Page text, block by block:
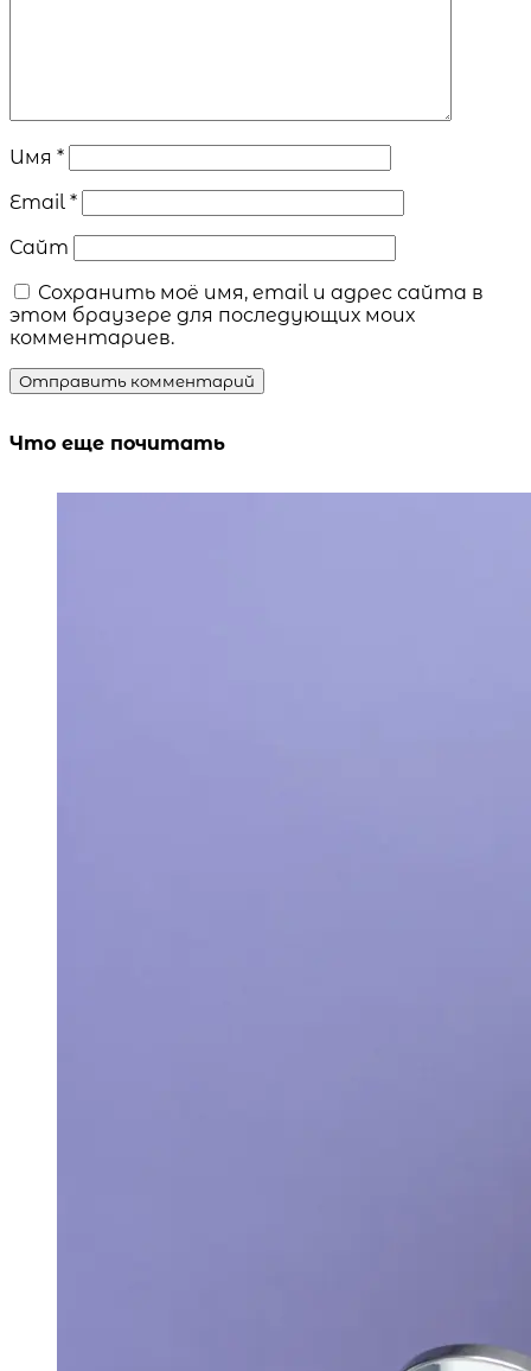
Имя *
Email *
Сайт
Сохранить моё имя, email и адрес сайта в
этом браузере для последующих моих
комментариев.
Что еще почитать